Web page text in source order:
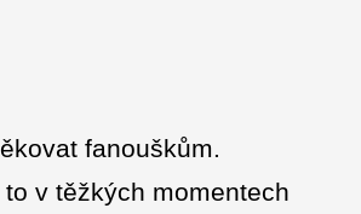
fanouškům.
v těžkých momentech